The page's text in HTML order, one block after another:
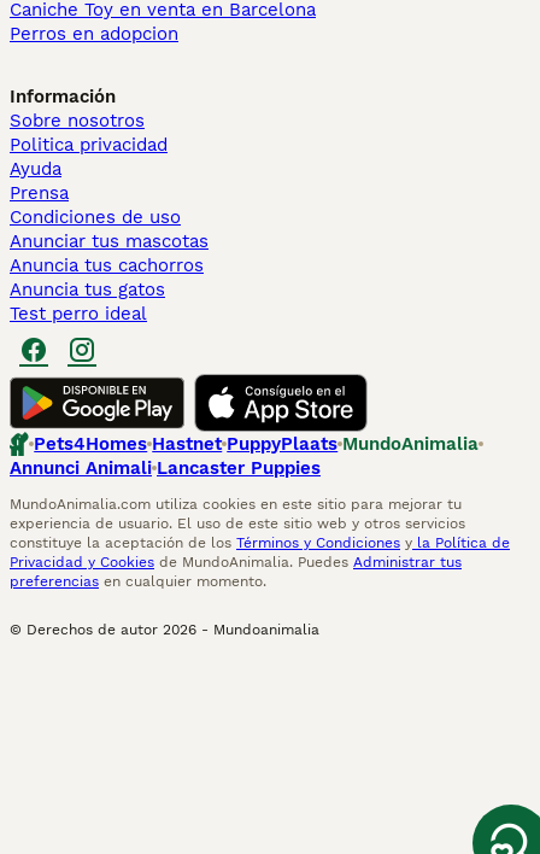
Caniche Toy en venta en Barcelona
Perros en adopcion
Información
Sobre nosotros
Politica privacidad
Ayuda
Prensa
Condiciones de uso
Anunciar tus mascotas
Anuncia tus cachorros
Anuncia tus gatos
Test perro ideal
Pets4Homes Hastnet PuppyPlaats MundoAnimalia
Annunci Animali Lancaster Puppies
MundoAnimalia.com utiliza cookies en este sitio para mejorar tu
experiencia de usuario. El uso de este sitio web y otros servicios
constituye la aceptación de los Términos y Condiciones y la Política de
Privacidad y Cookies de MundoAnimalia. Puedes Administrar tus
preferencias en cualquier momento.
© Derechos de autor 2026 - Mundoanimalia